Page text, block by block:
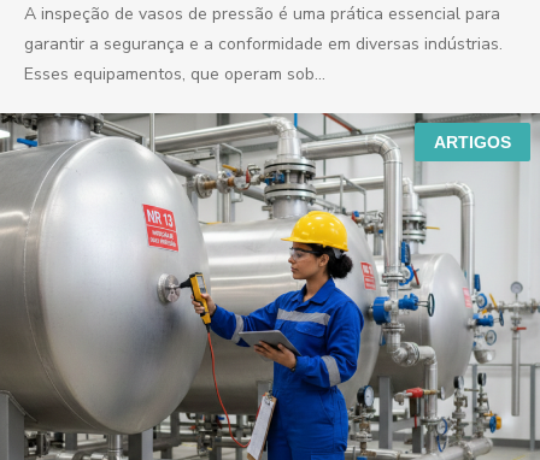
A inspeção de vasos de pressão é uma prática essencial para
garantir a segurança e a conformidade em diversas indústrias.
Esses equipamentos, que operam sob...
ARTIGOS